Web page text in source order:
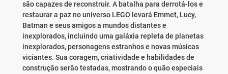
são capazes de reconstruir. A batalha para derrotá-los e
restaurar a paz no universo LEGO levará Emmet, Lucy,
Batman e seus amigos a mundos distantes e
inexplorados, incluindo uma galáxia repleta de planetas
inexplorados, personagens estranhos e novas músicas
viciantes. Sua coragem, criatividade e habilidades de
construção serão testadas, mostrando o quão especiais